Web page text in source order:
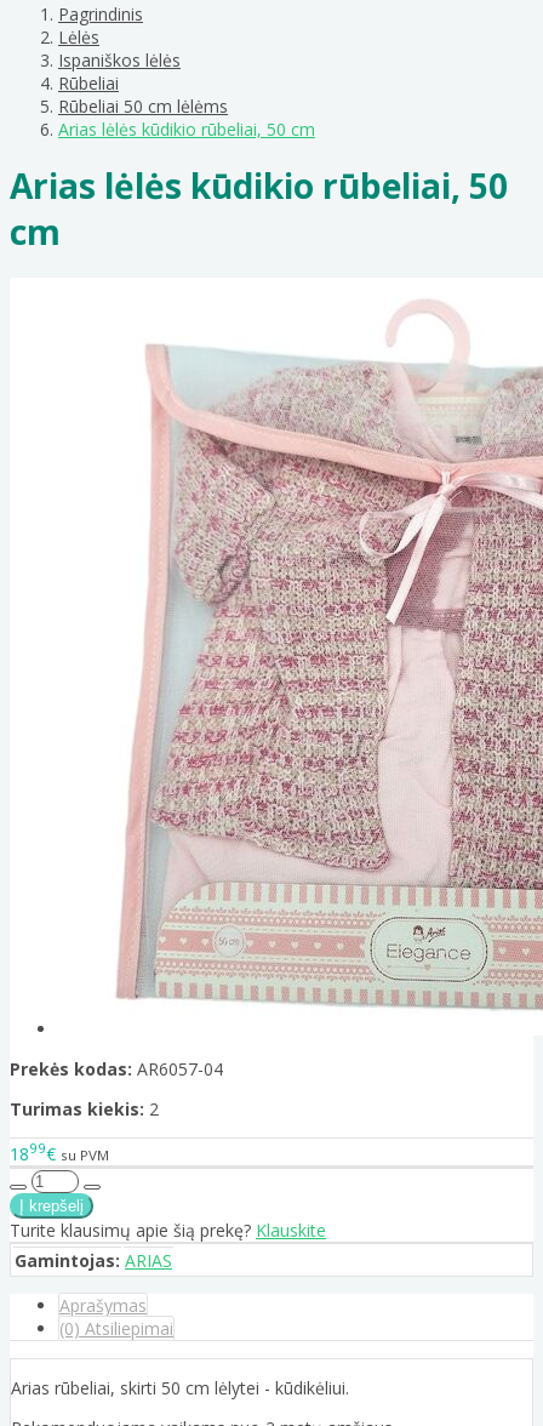
Pagrindinis
Lėlės
Ispaniškos lėlės
Rūbeliai
Rūbeliai 50 cm lėlėms
Arias lėlės kūdikio rūbeliai, 50 cm
Arias lėlės kūdikio rūbeliai, 50
cm
Prekės kodas: AR6057-04
Turimas kiekis: 2
1899€ su PVM
Turite klausimų apie šią prekę? Klauskite
Gamintojas: ARIAS
Aprašymas
(0) Atsiliepimai
Arias rūbeliai, skirti 50 cm lėlytei - kūdikėliui.